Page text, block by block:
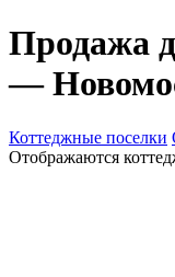
Продажа
—
Коттеджные поселки
Отображаются